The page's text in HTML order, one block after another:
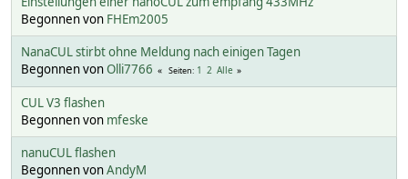
Begonnen von FHEm2005
NanaCUL stirbt ohne Meldung nach einigen Tagen
Begonnen vonOlli7766 Seiten 1 2 Alle
CUL V3 flashen
Begonnen von mfeske
nanuCUL flashen
Begonnen vonAndyM